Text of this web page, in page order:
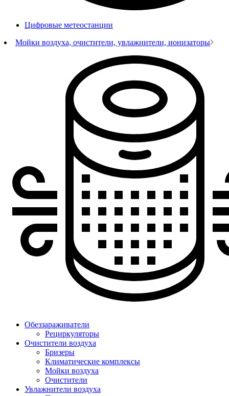
Цифровые метеостанции
Мойки воздуха, очистители, увлажнители, ионизаторы
Обеззараживатели
Рециркуляторы
Очистители воздуха
Бризеры
Климатические комплексы
Мойки воздуха
Очистители
Увлажнители воздуха